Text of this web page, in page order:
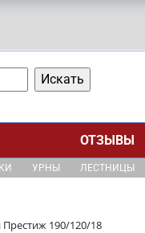
ОТЗЫВЫ
УРНЫ ЛЕСТНИЦЫ
190/120/18